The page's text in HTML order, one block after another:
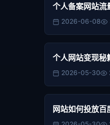
个人备案网站流
2026-06-08
个人网站变现秘
2026-05-30
网站如何投放百